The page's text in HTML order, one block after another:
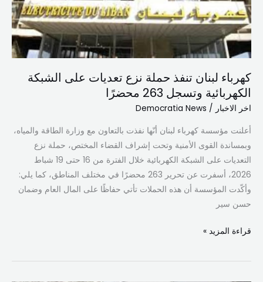
كهرباء لبنان تنفذ حملة نزع تعديات على الشبكة
الكهربائية وتسجل 263 محضرًا
اخر الاخبار /
Democratia News
أعلنت مؤسسة كهرباء لبنان أنّها نفذت بالتعاون مع وزارة الطاقة والمياه،
وبمساندة القوى الأمنية وتحت إشراف القضاء المختص، حملة نزع
التعديات على الشبكة الكهربائية خلال الفترة من 16 حتى 19 شباط
2026، أسفرت عن تحرير 263 محضرًا في مختلف المناطق، كما يلي:
وأكّدت المؤسسة أن هذه الحملات تأتي حفاظًا على المال العام وضمان
حسن سير
تعديات
على
الشبكة
الكهربائية
وتسجل
263
محضرًا
قراءة المزيد »